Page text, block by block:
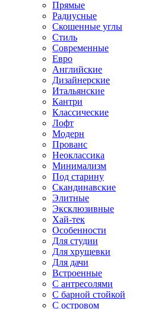
Прямые
Радиусные
Скошенные углы
Стиль
Современные
Евро
Английские
Дизайнерские
Итальянские
Кантри
Классические
Лофт
Модерн
Прованс
Неоклассика
Минимализм
Под старину
Скандинавские
Элитные
Эксклюзивные
Хай-тек
Особенности
Для студии
Для хрущевки
Для дачи
Встроенные
С антресолями
С барной стойкой
С островом